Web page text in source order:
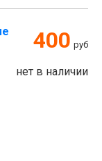
400 руб
нет в наличии